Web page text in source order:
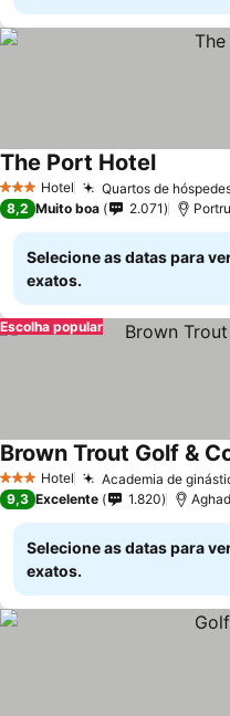
3 EstrelasHotel Quartos de
The Port HotelVer
8,2 Muito boa 2.071
Selecione as datas para
exatos.
Escolha popular
3 EstrelasHotel Academia de
Brown Trout Golf &
9,3 Excelente 1.820
Selecione as datas para
exatos.